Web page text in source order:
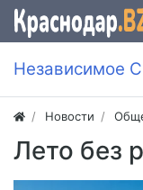
Независимое
Новости
Лето без